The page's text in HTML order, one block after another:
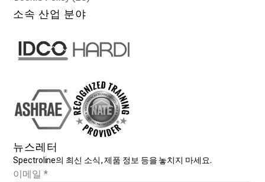
소속 산업 분야
뉴스레터
Spectroline의 최신 소식, 제품 정보 등을 놓치지 마세요.
이메일*